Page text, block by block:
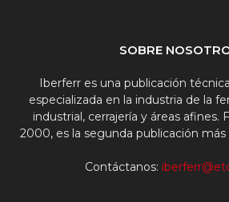
SOBRE
Iberferr es una publicación
especializada en la industria de la
industrial, cerrajería y áreas afines.
2000, es la segunda publicación
Contáctanos: